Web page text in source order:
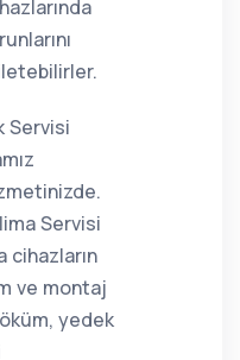
Servisi
Servisi
cihazların
ve montaj
yedek